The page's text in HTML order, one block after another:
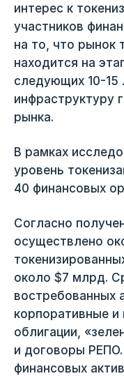
интерес к
участников
на то, что рынок
находится на
следующих 10-15
инфраструктуру
рынка.
В рамках
уровень
40 финансовых
Согласно
осуществлено
около $7 млрд.
востребованных
корпоративные и
облигации,
и договоры
финансовых